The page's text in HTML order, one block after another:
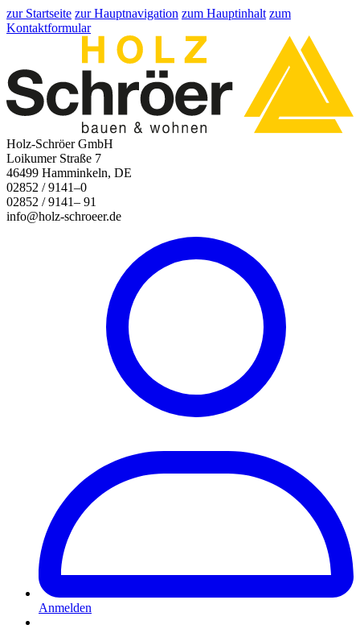
zur Startseite zur Hauptnavigation zum Hauptinhalt zum
Kontaktformular
Holz-Schröer GmbH
Loikumer Straße 7
46499 Hamminkeln, DE
02852 / 9141–0
02852 / 9141– 91
info@holz-schroeer.de
Anmelden